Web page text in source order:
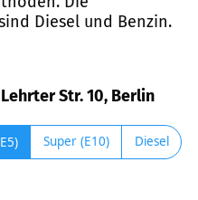
Diesel und Benzin.
Str. 10, Berlin
Super (E10) Diesel